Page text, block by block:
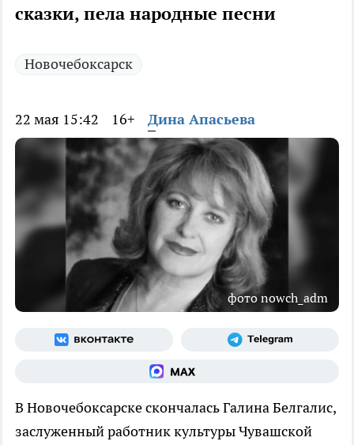
сказки, пела народные песни
Новочебоксарск
22 мая 15:42 16+ Дина Апасьева
фото nowch_adm
В Новочебоксарске скончалась Галина Белгалис,
заслуженный работник культуры Чувашской